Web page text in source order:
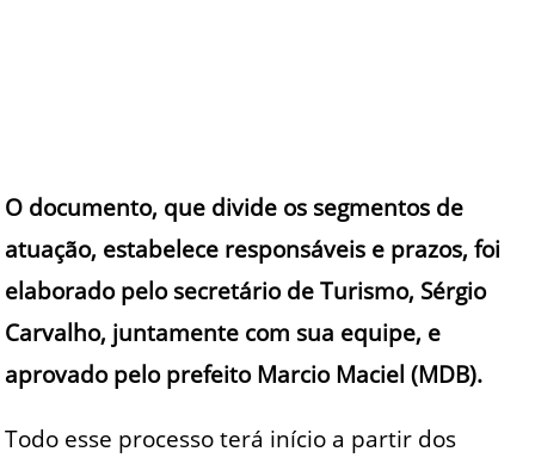
O documento, que divide os segmentos de
atuação, estabelece responsáveis e prazos, foi
elaborado pelo secretário de Turismo, Sérgio
Carvalho, juntamente com sua equipe, e
aprovado pelo prefeito Marcio Maciel (MDB).
Todo esse processo terá início a partir dos